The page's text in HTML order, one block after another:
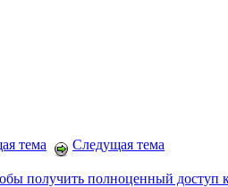
тема Следущая тема
получить полноценный доступ